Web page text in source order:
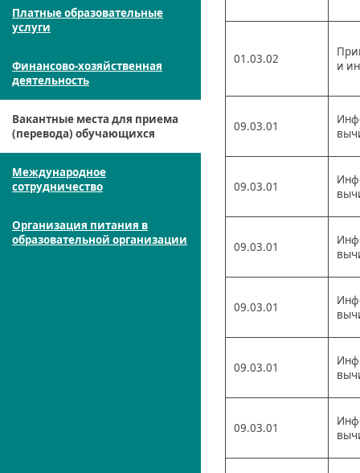
Платные образовательные
услуги
Финансово-хозяйственная
деятельность
Вакантные места для приема
(перевода) обучающихся
Международное
сотрудничество
Организация питания в
образовательной организации
01.03.02
и
09.03.01
09.03.01
09.03.01
09.03.01
09.03.01
09.03.01